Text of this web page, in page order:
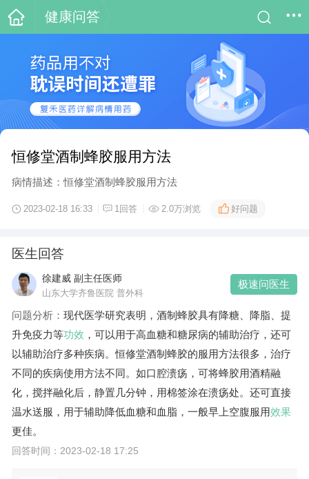
健康问答
恒修堂酒制蜂胶服用方法
病情描述：恒修堂酒制蜂胶服用方法
2023-02-18 16:33 1回答 2.0万浏览 好问题
医生回答
徐建威 副主任医师
山东大学齐鲁医院 普外科
极速问医生
问题分析： 现代医学研究表明，酒制蜂胶具有降糖、降脂、提
升免疫力等功效 ，可以用于高血糖和糖尿病的辅助治疗，还可
以辅助治疗多种疾病。恒修堂酒制蜂胶的服用方法很多，治疗
不同的疾病使用方法不同。如口腔溃疡，可将蜂胶用酒精融
化，搅拌融化后，静置几分钟，用棉签涂在溃疡处。还可直接
温水送服，用于辅助降低血糖和血脂，一般早上空腹服用效果
更佳。
回答时间：2023-02-18 17:25